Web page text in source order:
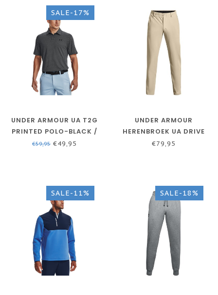
SALE-17%
UNDER ARMOUR UA T2G
PRINTED POLO-BLACK /
WHITE / BLACK
€59,95 €49,95
UNDER ARMOUR
HERENBROEK UA DRIVE
TAPERED - GOLF KHAKI
€79,95
SALE-11% SALE-18%